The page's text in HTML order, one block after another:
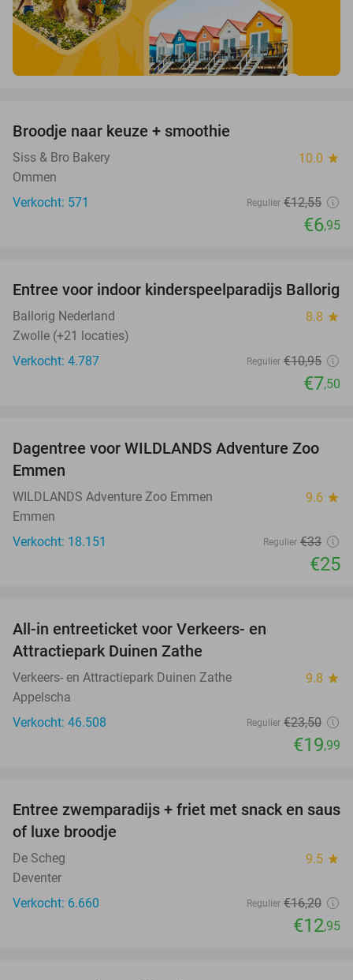
Broodje naar keuze + smoothie
Siss & Bro Bakery 10.0 star
Ommen
Verkocht: 571
Regulier €12,55
€6,95
32%
Entree voor indoor kinderspeelparadijs Ballorig
Ballorig Nederland 8.8 star
Zwolle (+21 locaties)
Verkocht: 4.787
Regulier €10,95
€7,50
24%
Dagentree voor WILDLANDS Adventure Zoo
Emmen
WILDLANDS Adventure Zoo Emmen 9.6 star
Emmen
Verkocht: 18.151
Regulier €33
€25
All-in entreeticket voor Verkeers- en
Attractiepark Duinen Zathe
Verkeers- en Attractiepark Duinen Zathe 9.8 star
Appelscha
Verkocht: 46.508
Regulier €23,50
€19,99
20%
Entree zwemparadijs + friet met snack en saus
of luxe broodje
De Scheg 9.5 star
Deventer
Verkocht: 6.660
Regulier €16,20
€12,95